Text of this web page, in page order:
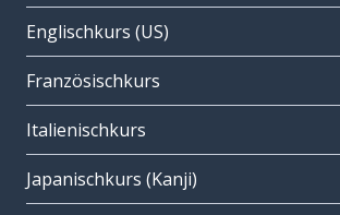
Englischkurs (US)
Französischkurs
Italienischkurs
Japanischkurs (Kanji)